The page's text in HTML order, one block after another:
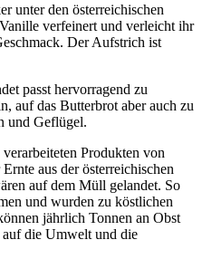
unter den österreichischen
verfeinert und verleicht ihr
Der Aufstrich ist
passt hervorragend zu
auf das Butterbrot aber auch zu
und Geflügel.
Produkten von
aus der österreichischen
auf dem Müll gelandet. So
und wurden zu köstlichen
jährlich Tonnen an Obst
auf die Umwelt und die